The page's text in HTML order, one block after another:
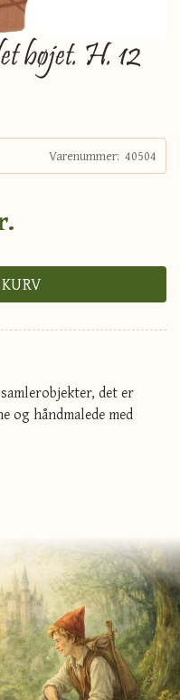
bøjet. H. 12
Varenummer: 40504
det er
og håndmalede med